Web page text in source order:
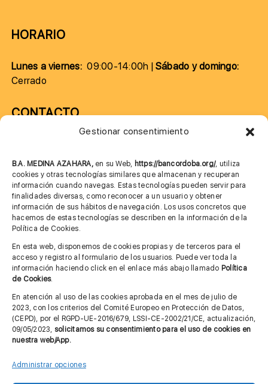
Gestionar consentimiento
B.A. MEDINA AZAHARA, en su Web, https://bancordoba.org/, utiliza
cookies y otras tecnologías similares que almacenan y recuperan
información cuando navegas. Estas tecnologías pueden servir para
finalidades diversas, como reconocer a un usuario y obtener
información de sus hábitos de navegación. Los usos concretos que
hacemos de estas tecnologías se describen en la información de la
Política de Cookies.
En esta web, disponemos de cookies propias y de terceros para el
acceso y registro al formulario de los usuarios. Puede ver toda la
información haciendo click en el enlace más abajo llamado Política
de Cookies.
En atención al uso de las cookies aprobada en el mes de julio de
2023, con los criterios del Comité Europeo en Protección de Datos,
(CEPD), por el RGPD-UE-2016/679, LSSI-CE-2002/21/CE, actualización,
09/05/2023, solicitamos su consentimiento para el uso de cookies en
nuestra web/App.
Administrar opciones
HORARIO
Lunes a viernes:09:00-14:00h |Sábado y domingo:
Cerrado
CONTACTO
685 901 226
MÁS INFORMACIÓN
Aviso legal
Política de privacidad
Cita previa FAGA